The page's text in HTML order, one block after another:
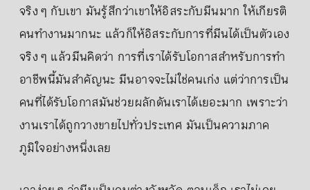
จริง ๆ กับเขา มันรู้สึกว่าเขาให้อิสระกับมีนมาก ให้เกียรติ
คนทำงานมากนะ แล้วก็ให้อิสระกับการที่มีนได้เป็นตัวเอง
จริง ๆ แล้วมีนคิดว่า การที่เราได้รับโอกาสสำหรับการทำ
อาชีพนี้มันสำคัญนะ มีนอาจจะไม่ใช่คนเก่ง แต่ว่าการเป็น
คนที่ได้รับโอกาสมันช่วยผลักดันเราได้เยอะมาก เพราะว่า
งานเราได้ถูกวางขายไปทั่วประเทศ มันเป็นความภาค
ภูมิใจอย่างหนึ่งเลย